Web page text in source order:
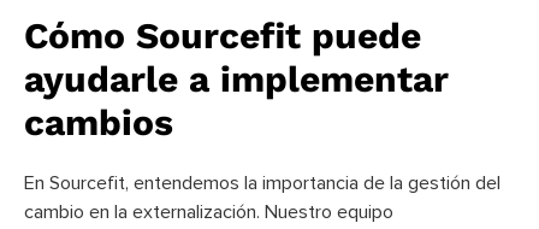
Cómo Sourcefit puede
ayudarle a implementar
cambios
En Sourcefit, entendemos la importancia de la gestión del
cambio en la externalización. Nuestro equipo